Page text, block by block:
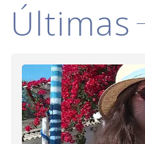
Últimas